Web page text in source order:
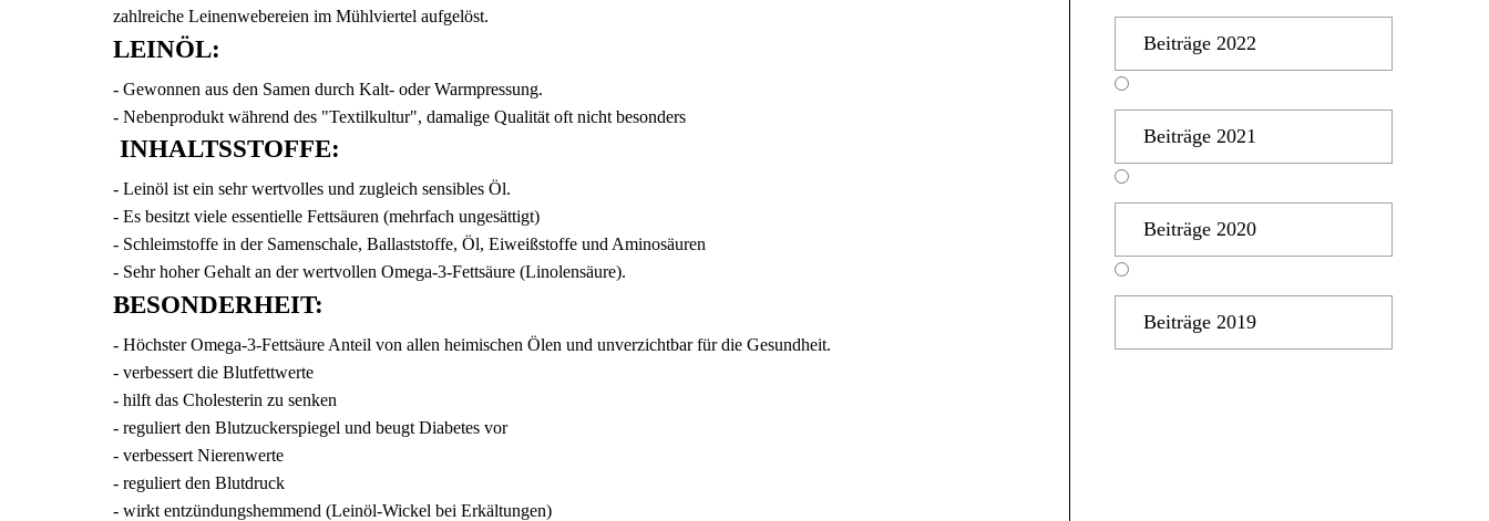
zahlreiche Leinenwebereien im Mühlviertel aufgelöst.
LEINÖL:
- Gewonnen aus den Samen durch Kalt- oder Warmpressung.
- Nebenprodukt während des "Textilkultur", damalige Qualität oft nicht besonders
INHALTSSTOFFE:
- Leinöl ist ein sehr wertvolles und zugleich sensibles Öl.
- Es besitzt viele essentielle Fettsäuren (mehrfach ungesättigt)
- Schleimstoffe in der Samenschale, Ballaststoffe, Öl, Eiweißstoffe und Aminosäuren
- Sehr hoher Gehalt an der wertvollen Omega-3-Fettsäure (Linolensäure).
BESONDERHEIT:
- Höchster Omega-3-Fettsäure Anteil von allen heimischen Ölen und unverzichtbar für die Gesundheit.
- verbessert die Blutfettwerte
- hilft das Cholesterin zu senken
- reguliert den Blutzuckerspiegel und beugt Diabetes vor
- verbessert Nierenwerte
- reguliert den Blutdruck
- wirkt entzündungshemmend (Leinöl-Wickel bei Erkältungen)
Beiträge 2022
Beiträge 2021
Beiträge 2020
Beiträge 2019